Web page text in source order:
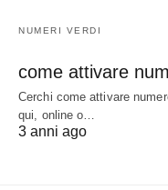
NUMERI VERDI
come attivare
Cerchi come attivare
qui, online o…
3 anni ago